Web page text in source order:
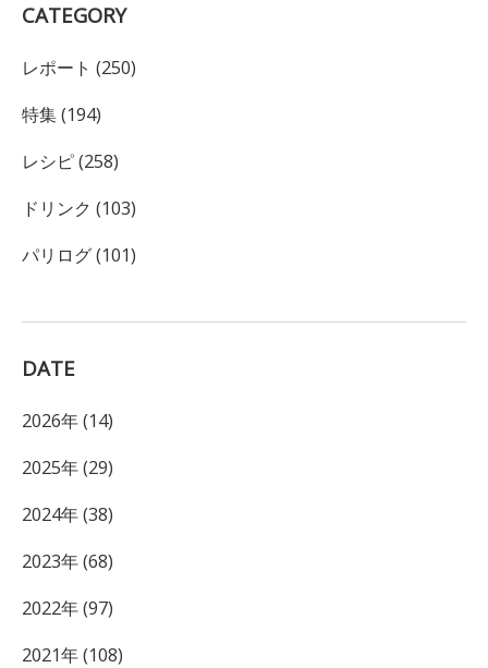
CATEGORY
レポート (250)
特集 (194)
レシピ (258)
ドリンク (103)
パリログ (101)
DATE
2026年 (14)
2025年 (29)
2024年 (38)
2023年 (68)
2022年 (97)
2021年 (108)